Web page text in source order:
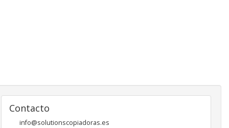
Contacto
info@solutionscopiadoras.es